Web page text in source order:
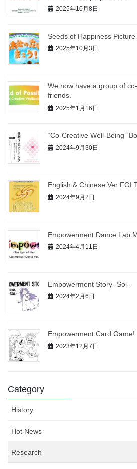
2025年10月8日
Seeds of Happiness
2025年10月3日
We now have a group of
friends.
2025年1月16日
“Co-Creative Well-Being”
2024年9月30日
English & Chinese Ver FGI
2024年9月2日
Empowerment Dance Lab
2024年4月11日
Empowerment Story -Sol‐
2024年2月6日
Empowerment Card Game!
2023年12月7日
Category
History
Hot News
Research